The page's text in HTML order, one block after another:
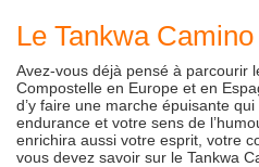
Le Tankwa Camino
Avez-vous déjà pensé à parcourir
Compostelle en Europe et en
d’y faire une marche épuisante
endurance et votre sens de
enrichira aussi votre esprit, votre
vous devez savoir sur le Tankwa